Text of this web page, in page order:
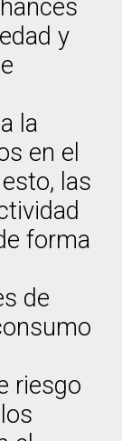
y
la
en el
las
forma
de
riesgo